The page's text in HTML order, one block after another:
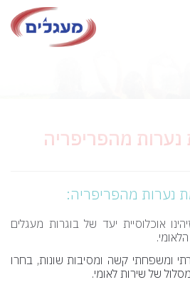
מהפריפריה
נערות מהפריפריה:
אוכלוסיית יעד של בוגרות מעגלים
ומשפחתי קשה ומסיבות שונות, בחרו
של שירות לאומי.